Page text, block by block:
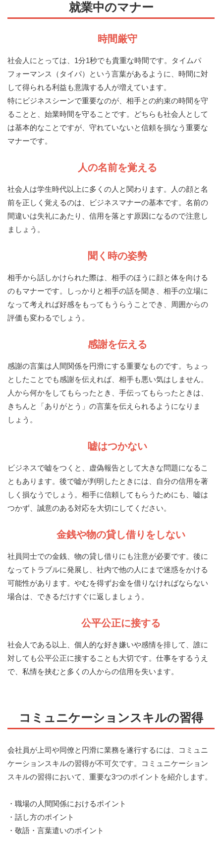
就業中のマナー
時間厳守
社会人にとっては、1分1秒でも貴重な時間です。タイムパ
フォーマンス（タイパ）という言葉があるように、時間に対
して得られる利益も意識する人が増えています。
特にビジネスシーンで重要なのが、相手との約束の時間を守
ることと、始業時間を守ることです。どちらも社会人として
は基本的なことですが、守れていないと信頼を損なう重要な
マナーです。
人の名前を覚える
社会人は学生時代以上に多くの人と関わります。人の顔と名
前を正しく覚えるのは、ビジネスマナーの基本です。名前の
間違いは失礼にあたり、信用を落とす原因になるので注意し
ましょう。
聞く時の姿勢
相手から話しかけられた際は、相手のほうに顔と体を向ける
のもマナーです。しっかりと相手の話を聞き、相手の立場に
なって考えれば好感をもってもうらうことでき、周囲からの
評価も変わるでしょう。
感謝を伝える
感謝の言葉は人間関係を円滑にする重要なものです。ちょっ
としたことでも感謝を伝えれば、相手も悪い気はしません。
人から何かをしてもらったとき、手伝ってもらったときは、
きちんと「ありがとう」の言葉を伝えられるようになりま
しょう。
嘘はつかない
ビジネスで嘘をつくと、虚偽報告として大きな問題になるこ
ともあります。後で嘘が判明したときには、自分の信用を著
しく損なうでしょう。相手に信頼してもらうためにも、嘘は
つかず、誠意のある対応を大切にしてください。
金銭や物の貸し借りをしない
社員同士での金銭、物の貸し借りにも注意が必要です。後に
なってトラブルに発展し、社内で他の人にまで迷惑をかける
可能性があります。やむを得ずお金を借りなければならない
場合は、できるだけすぐに返しましょう。
公平公正に接する
社会人である以上、個人的な好き嫌いや感情を排して、誰に
対しても公平公正に接することも大切です。仕事をするうえ
で、私情を挟むと多くの人からの信用を失います。
コミュニケーションスキルの習得
会社員が上司や同僚と円滑に業務を遂行するには、コミュニ
ケーションスキルの習得が不可欠です。コミュニケーション
スキルの習得において、重要な3つのポイントを紹介します。
・職場の人間関係におけるポイント
・話し方のポイント
・敬語・言葉遣いのポイント